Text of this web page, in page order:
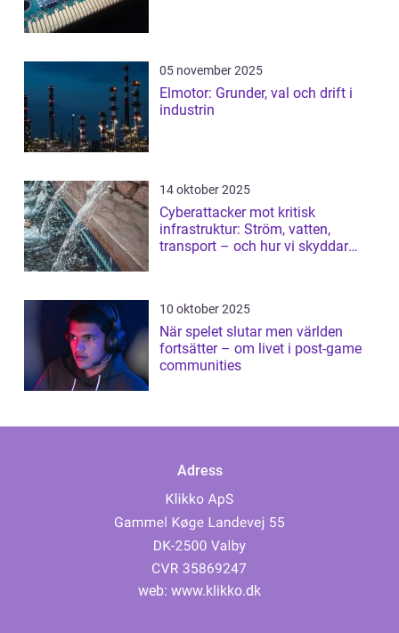
05 november 2025
Elmotor: Grunder, val och drift i
industrin
14 oktober 2025
Cyberattacker mot kritisk
infrastruktur: Ström, vatten,
transport – och hur vi skyddar
10 oktober 2025
När spelet slutar men världen
fortsätter – om livet i post-game
communities
Adress
web: www.klikko.dk